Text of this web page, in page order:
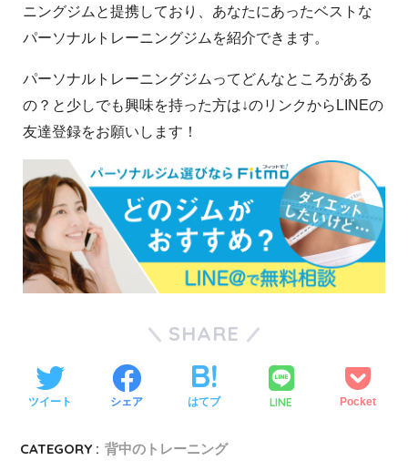
ニングジムと提携しており、あなたにあったベストな
パーソナルトレーニングジムを紹介できます。
パーソナルトレーニングジムってどんなところがある
の？と少しでも興味を持った方は↓のリンクからLINEの
友達登録をお願いします！
SHARE
ツイート シェア はてブ LINE Pocket
CATEGORY : 背中のトレーニング